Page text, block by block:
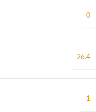
0
26.4
1